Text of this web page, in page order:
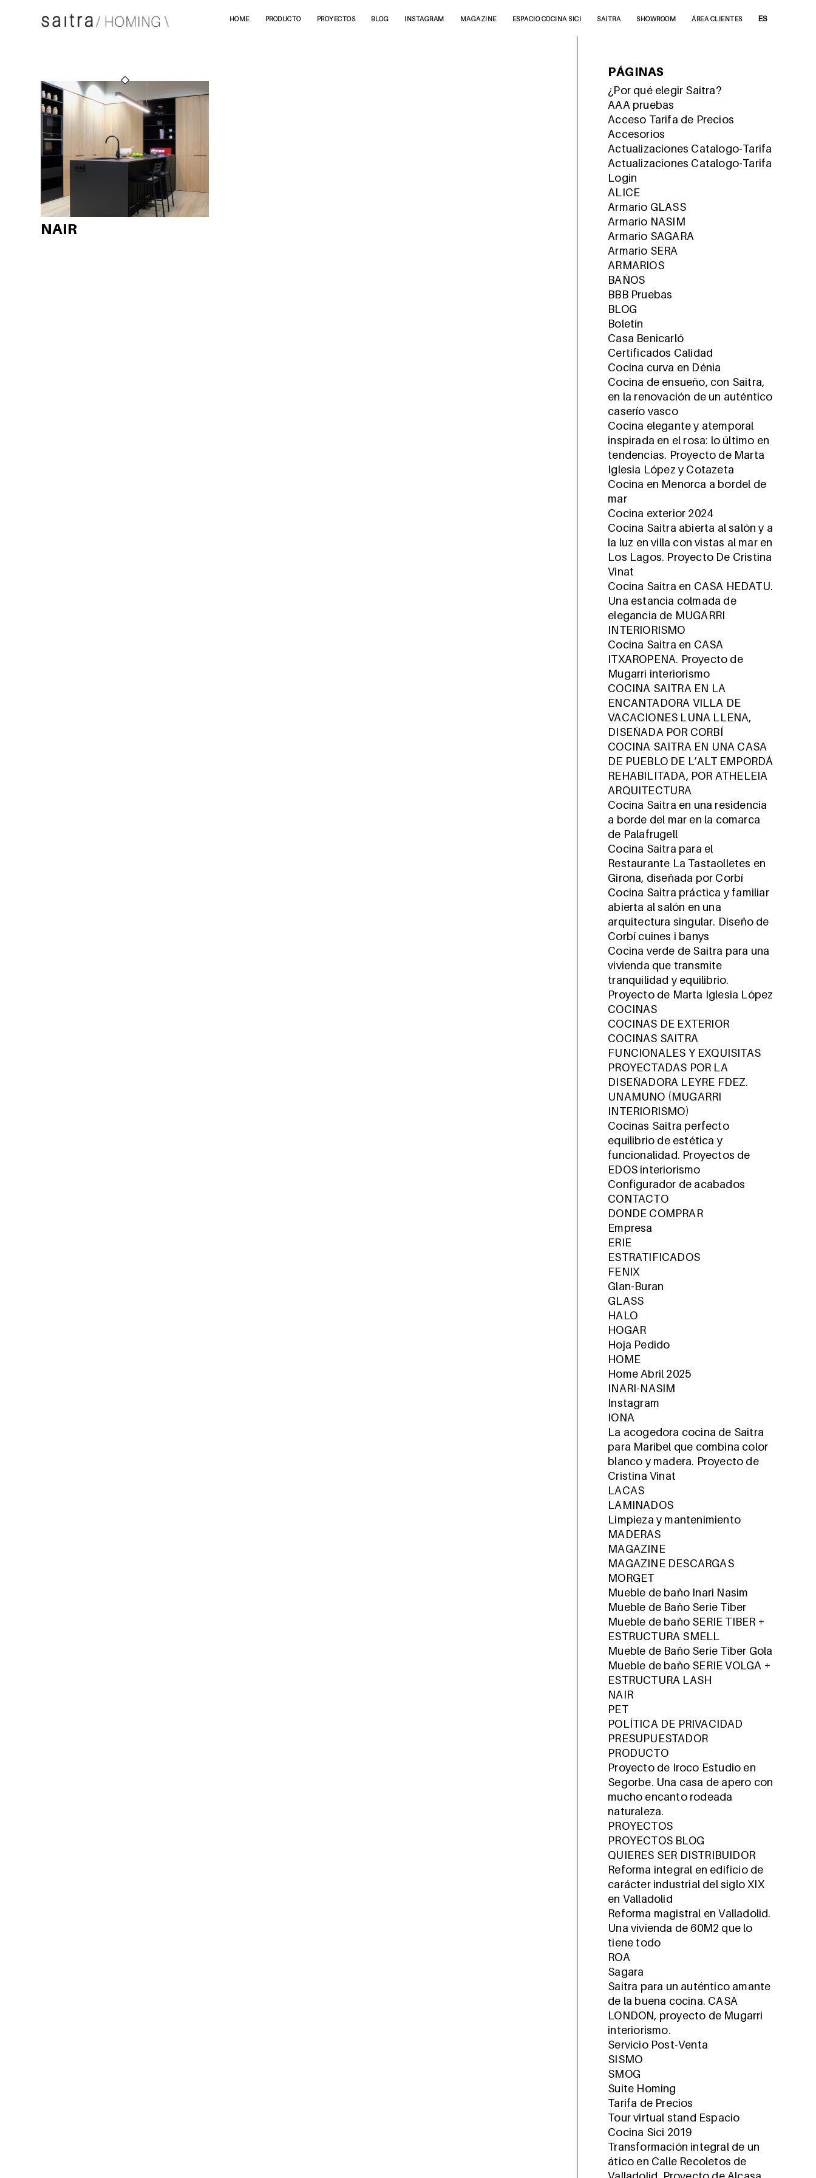
HOME PRODUCTO PROYECTOS BLOG INSTAGRAM MAGAZINE ESPACIO COCINA SICI SAITRA SHOWROOM ÁREA CLIENTES ES
NAIR
PÁGINAS
¿Por qué elegir Saitra?
AAA pruebas
Acceso Tarifa de Precios
Accesorios
Actualizaciones Catalogo-Tarifa
Actualizaciones Catalogo-Tarifa
Login
ALICE
Armario GLASS
Armario NASIM
Armario SAGARA
Armario SERA
ARMARIOS
BAÑOS
BBB Pruebas
BLOG
Boletín
Casa Benicarló
Certificados Calidad
Cocina curva en Dénia
Cocina de ensueño, con Saitra,
en la renovación de un auténtico
caserío vasco
Cocina elegante y atemporal
inspirada en el rosa: lo último en
tendencias. Proyecto de Marta
Iglesia López y Cotazeta
Cocina en Menorca a bordel de
mar
Cocina exterior 2024
Cocina Saitra abierta al salón y a
la luz en villa con vistas al mar en
Los Lagos. Proyecto De Cristina
Vinat
Cocina Saitra en CASA HEDATU.
Una estancia colmada de
elegancia de MUGARRI
INTERIORISMO
Cocina Saitra en CASA
ITXAROPENA. Proyecto de
Mugarri interiorismo
COCINA SAITRA EN LA
ENCANTADORA VILLA DE
VACACIONES LUNA LLENA,
DISEÑADA POR CORBÍ
COCINA SAITRA EN UNA CASA
DE PUEBLO DE L’ALT EMPORDÁ
REHABILITADA, POR ATHELEIA
ARQUITECTURA
Cocina Saitra en una residencia
a borde del mar en la comarca
de Palafrugell
Cocina Saitra para el
Restaurante La Tastaolletes en
Girona, diseñada por Corbí
Cocina Saitra práctica y familiar
abierta al salón en una
arquitectura singular. Diseño de
Corbí cuines i banys
Cocina verde de Saitra para una
vivienda que transmite
tranquilidad y equilibrio.
Proyecto de Marta Iglesia López
COCINAS
COCINAS DE EXTERIOR
COCINAS SAITRA
FUNCIONALES Y EXQUISITAS
PROYECTADAS POR LA
DISEÑADORA LEYRE FDEZ.
UNAMUNO (MUGARRI
INTERIORISMO)
Cocinas Saitra perfecto
equilibrio de estética y
funcionalidad. Proyectos de
EDOS interiorismo
Configurador de acabados
CONTACTO
DONDE COMPRAR
Empresa
ERIE
ESTRATIFICADOS
FENIX
Glan-Buran
GLASS
HALO
HOGAR
Hoja Pedido
HOME
Home Abril 2025
INARI-NASIM
Instagram
IONA
La acogedora cocina de Saitra
para Maribel que combina color
blanco y madera. Proyecto de
Cristina Vinat
LACAS
LAMINADOS
Limpieza y mantenimiento
MADERAS
MAGAZINE
MAGAZINE DESCARGAS
MORGET
Mueble de baño Inari Nasim
Mueble de Baño Serie Tiber
Mueble de baño SERIE TIBER +
ESTRUCTURA SMELL
Mueble de Baño Serie Tiber Gola
Mueble de baño SERIE VOLGA +
ESTRUCTURA LASH
NAIR
PET
POLÍTICA DE PRIVACIDAD
PRESUPUESTADOR
PRODUCTO
Proyecto de Iroco Estudio en
Segorbe. Una casa de apero con
mucho encanto rodeada
naturaleza.
PROYECTOS
PROYECTOS BLOG
QUIERES SER DISTRIBUIDOR
Reforma integral en edificio de
carácter industrial del siglo XIX
en Valladolid
Reforma magistral en Valladolid.
Una vivienda de 60M2 que lo
tiene todo
ROA
Sagara
Saitra para un auténtico amante
de la buena cocina. CASA
LONDON, proyecto de Mugarri
interiorismo.
Servicio Post-Venta
SISMO
SMOG
Suite Homing
Tarifa de Precios
Tour virtual stand Espacio
Cocina Sici 2019
Transformación integral de un
ático en Calle Recoletos de